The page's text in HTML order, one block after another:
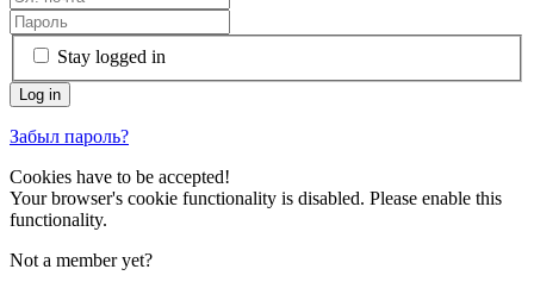
Stay logged in
Забыл пароль?
Cookies have to be accepted!
Your browser's cookie functionality is disabled. Please enable this
functionality.
Not a member yet?